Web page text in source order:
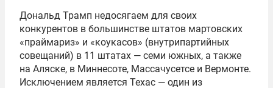
Дональд Трамп недосягаем для своих
конкурентов в большинстве штатов мартовских
«праймариз» и «коукасов» (внутрипартийных
совещаний) в 11 штатах — семи южных, а также
на Аляске, в Миннесоте, Массачусетсе и Вермонте.
Исключением является Техас — один из